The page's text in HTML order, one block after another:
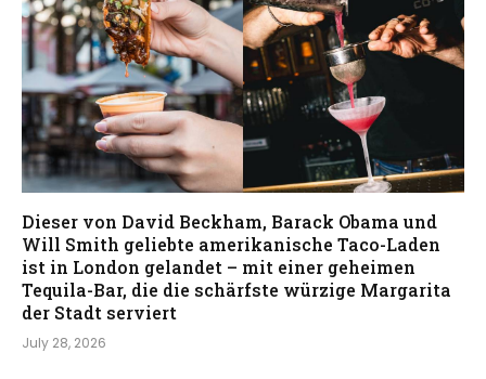
Dieser von David Beckham, Barack Obama und
Will Smith geliebte amerikanische Taco-Laden
ist in London gelandet – mit einer geheimen
Tequila-Bar, die die schärfste würzige Margarita
der Stadt serviert
July 28, 2026